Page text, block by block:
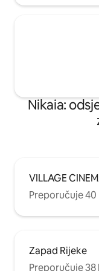
Nikaia:
VILLAGE
Preporučuje
Zapad Rijeke
Preporučuje